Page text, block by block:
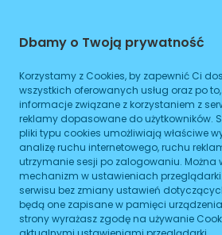
Tarnobrzeg|Tarnów|Toruń|
Zamość|Zielona Góra|Żory
Kontakt
PREALS DATA Sp. z o.o.
Dbamy o Twoją prywatność
Korzystamy z Cookies, by zapewnić Ci
wszystkich oferowanych usług oraz po
informacje związane z korzystaniem z
reklamy dopasowane do użytkowników.
pliki typu cookies umożliwiają właściwe
analizę ruchu internetowego, ruchu
utrzymanie sesji po zalogowaniu. Można
mechanizm w ustawieniach
serwisu bez zmiany ustawień
będą one zapisane w pamięci
strony wyrażasz zgodę na używanie